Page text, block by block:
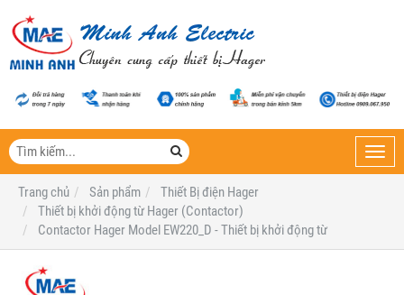
Trang chủ
Sản phẩm
Thiết Bị điện Hager
Thiết bị khởi động từ Hager (Contactor)
Contactor Hager Model EW220_D - Thiết bị khởi động từ